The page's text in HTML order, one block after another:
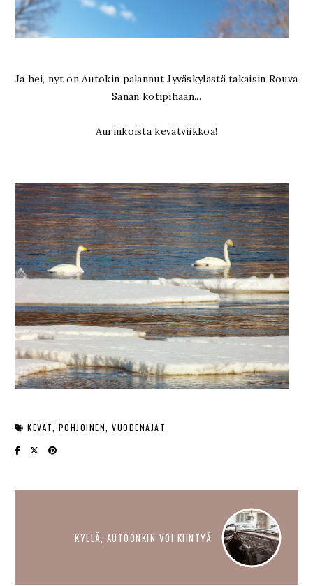
Ja hei, nyt on Autokin palannut Jyväskylästä takaisin Rouva
Sanan kotipihaan...
Aurinkoista kevätviikkoa!
KEVÄT POHJOINEN VUODENAJAT
KYLLÄ, AUTOONKIN VOI KIINTYÄ